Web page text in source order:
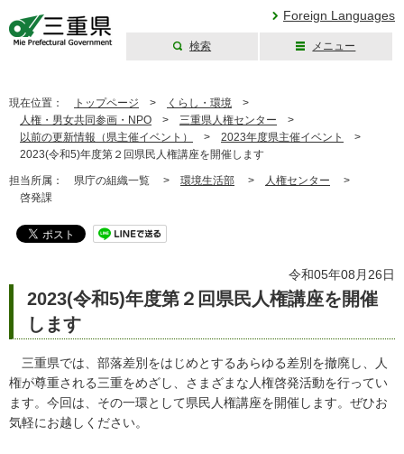
Foreign Languages
検索 メニュー
現在位置： トップページ > くらし・環境 >
人権・男女共同参画・NPO > 三重県人権センター >
以前の更新情報（県主催イベント）
> 2023年度県主催イベント
>
2023(令和5)年度第２回県民人権講座を開催します
担当所属： 県庁の組織一覧 > 環境生活部 > 人権センター >
啓発課
令和05年08月26日
2023(令和5)年度第２回県民人権講座を開催
します
三重県では、部落差別をはじめとするあらゆる差別を撤廃し、人
権が尊重される三重をめざし、さまざまな人権啓発活動を行ってい
ます。今回は、その一環として県民人権講座を開催します。ぜひお
気軽にお越しください。